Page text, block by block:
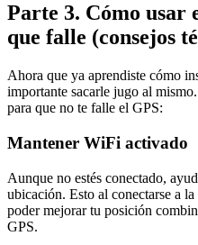
Parte 3. Cómo usar
que falle (consejos
Ahora que ya aprendiste cómo
importante sacarle jugo al
para que no te falle el GPS:
Mantener WiFi activado
Aunque no estés conectado,
ubicación. Esto al conectarse a
poder mejorar tu posición
GPS.